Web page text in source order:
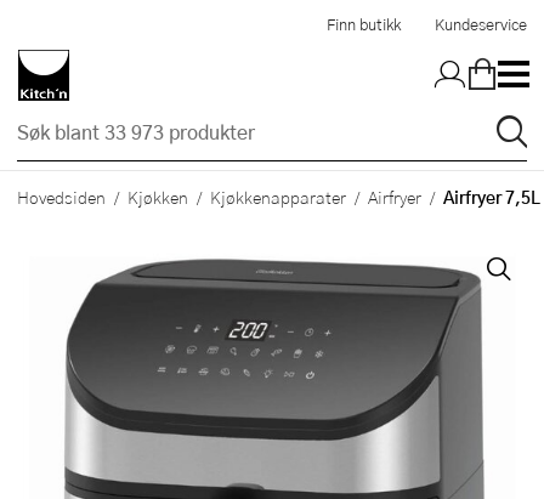
Finn butikk Kundeservice
Hovedsiden Kjøkken Kjøkkenapparater Airfryer Airfryer